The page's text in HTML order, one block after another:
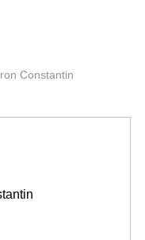
Constantin